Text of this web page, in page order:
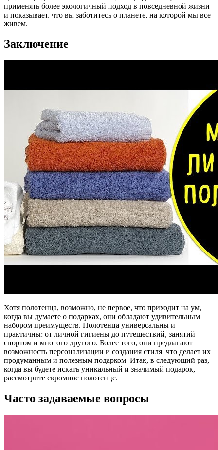
применять более экологичный подход в повседневной жизни
и показывает, что вы заботитесь о планете, на которой мы все
живем.
Заключение
Хотя полотенца, возможно, не первое, что приходит на ум,
когда вы думаете о подарках, они обладают удивительным
набором преимуществ. Полотенца универсальны и
практичны: от личной гигиены до путешествий, занятий
спортом и многого другого. Более того, они предлагают
возможность персонализации и создания стиля, что делает их
продуманным и полезным подарком. Итак, в следующий раз,
когда вы будете искать уникальный и значимый подарок,
рассмотрите скромное полотенце.
Часто задаваемые вопросы